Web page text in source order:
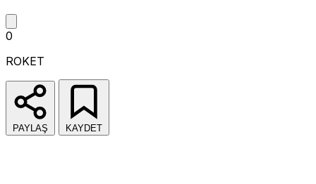
0
ROKET
PAYLAŞ KAYDET